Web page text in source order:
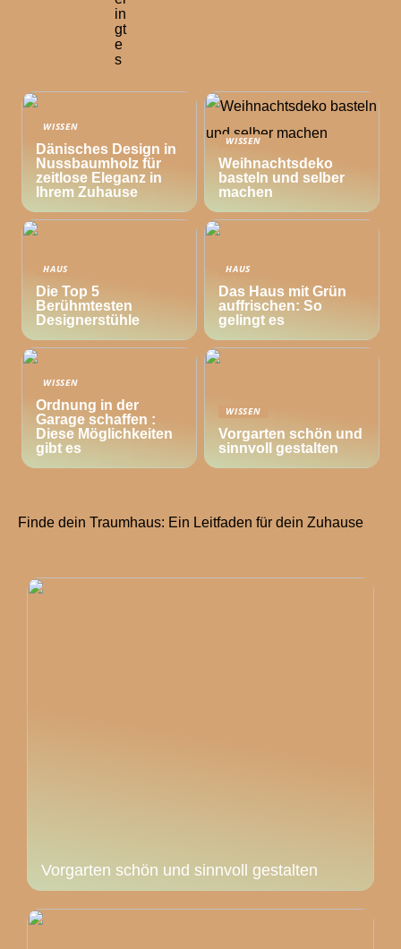
in
gt
e
s
WISSEN
Dänisches Design in
Nussbaumholz für
zeitlose Eleganz in
Ihrem Zuhause
WISSEN
Weihnachtsdeko
basteln und selber
machen
HAUS
Die Top 5
Berühmtesten
Designerstühle
HAUS
Das Haus mit Grün
auffrischen: So
gelingt es
WISSEN
Ordnung in der
Garage schaffen :
Diese Möglichkeiten
gibt es
WISSEN
Vorgarten schön und
sinnvoll gestalten
Finde dein Traumhaus: Ein Leitfaden für dein Zuhause
Vorgarten schön und sinnvoll gestalten